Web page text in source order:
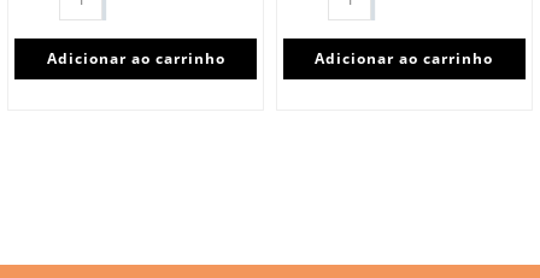
Adicionar ao carrinho Adicionar ao carrinho